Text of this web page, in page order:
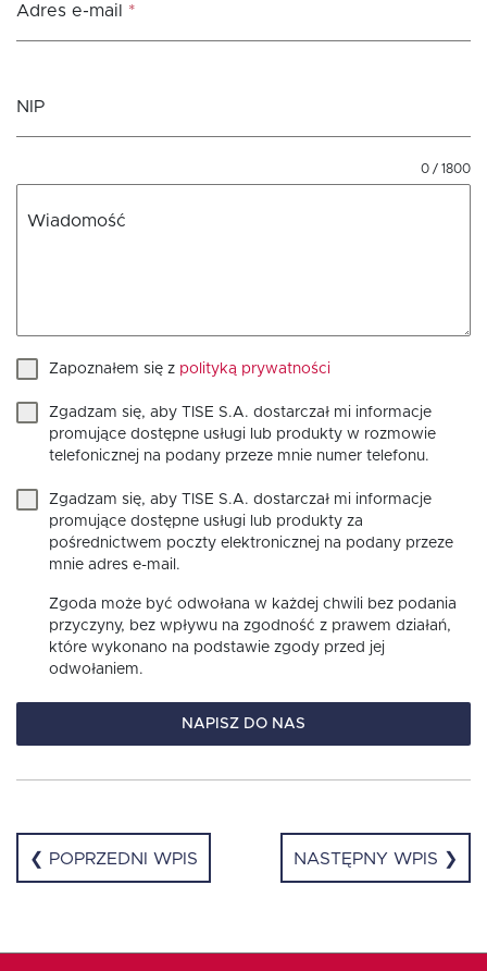
Adres e-mail *
NIP
Wiadomość
0 / 1800
Zapoznałem się z polityką prywatności
Zgadzam się, aby TISE S.A. dostarczał mi informacje
promujące dostępne usługi lub produkty w rozmowie
telefonicznej na podany przeze mnie numer telefonu.
Zgadzam się, aby TISE S.A. dostarczał mi informacje
promujące dostępne usługi lub produkty za
pośrednictwem poczty elektronicznej na podany przeze
mnie adres e-mail.
Zgoda może być odwołana w każdej chwili bez podania
przyczyny, bez wpływu na zgodność z prawem działań,
które wykonano na podstawie zgody przed jej
odwołaniem.
NAPISZ DO NAS
❮ POPRZEDNI WPIS NASTĘPNY WPIS ❯